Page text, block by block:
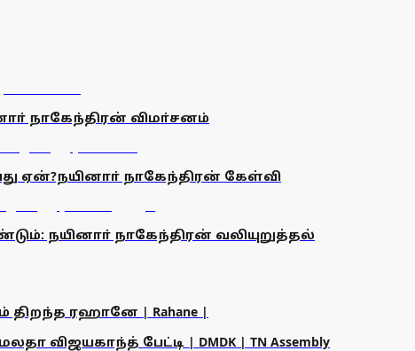
நாகேந்திரன் விமா்சனம்
ஏன்?நயினாா் நாகேந்திரன் கேள்வி
நயினாா் நாகேந்திரன் வலியுறுத்தல்
திறந்த ரஹானே | Rahane |
விஜயகாந்த் பேட்டி | DMDK | TN Assembly